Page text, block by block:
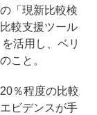
「現新比較検
較支援ツール
活用し、ベリ
こと。
％程度の比較
ビデンスが手